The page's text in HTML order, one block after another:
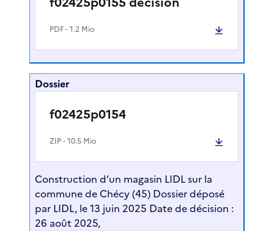
PDF- 1.2 Mio
Dossier
f02425p0154
ZIP- 10.5 Mio
Construction d’un magasin LIDL sur la
commune de Chécy (45) Dossier déposé
par LIDL, le 13 juin 2025 Date de décision :
26 août 2025,